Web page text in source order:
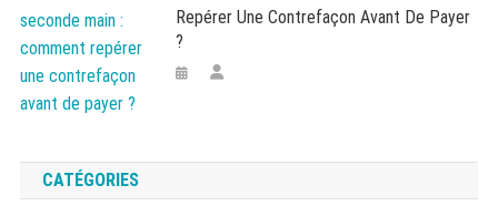
Repérer Une Contrefaçon Avant De Payer
?
CATÉGORIES